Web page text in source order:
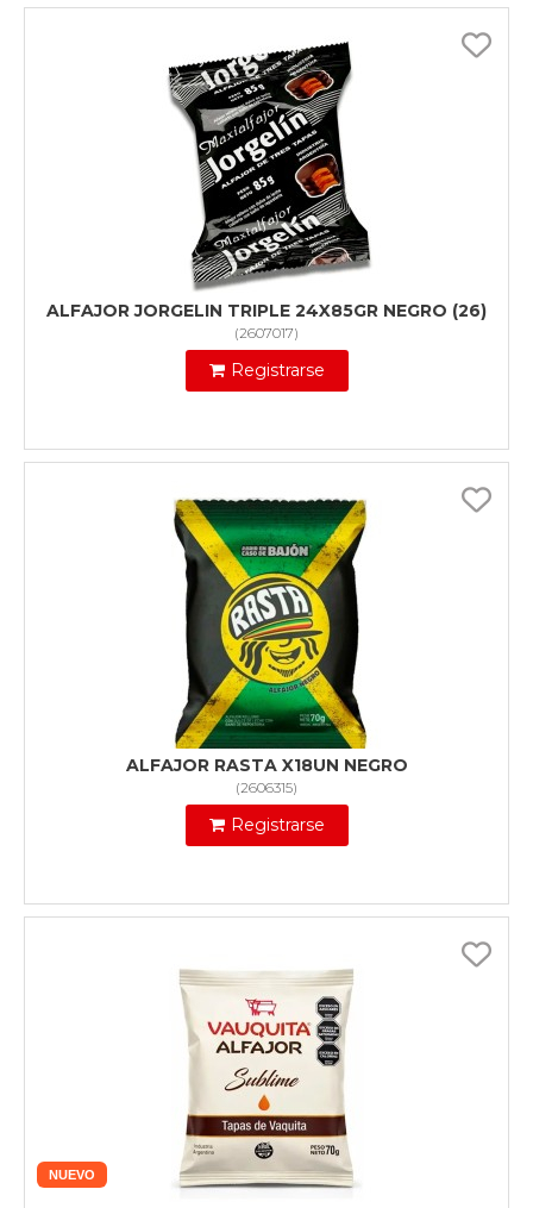
ALFAJOR JORGELIN TRIPLE 24X85GR NEGRO (26)
(2607017)
Registrarse
ALFAJOR RASTA X18UN NEGRO
(2606315)
Registrarse
NUEVO